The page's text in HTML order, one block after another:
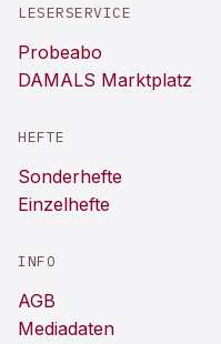
LESERSERVICE
Probeabo
DAMALS Marktplatz
HEFTE
Sonderhefte
Einzelhefte
INFO
AGB
Mediadaten